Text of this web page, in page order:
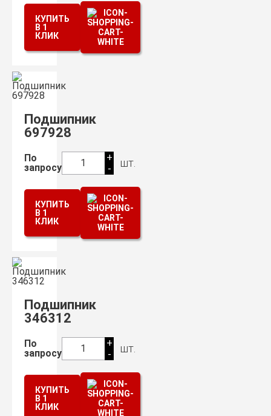
КУПИТЬ
В 1
КЛИК
Подшипник
697928
По
запросу
1
+
-
шт.
КУПИТЬ
В 1
КЛИК
Подшипник
346312
По
запросу
1
+
-
шт.
КУПИТЬ
В 1
КЛИК